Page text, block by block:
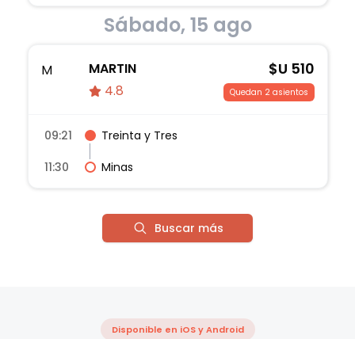
Sábado, 15 ago
M
MARTIN
4.8
$U 510
Quedan 2 asientos
09:21
Treinta y Tres
11:30
Minas
Buscar más
Disponible en iOS y Android